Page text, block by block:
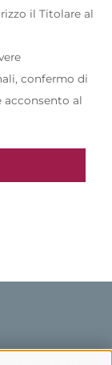
il Titolare al
confermo di
acconsento al